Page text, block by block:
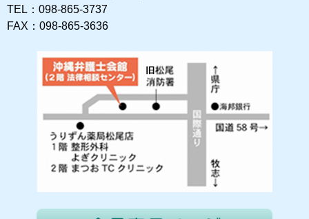
TEL：098-865-3737
FAX：098-865-3636